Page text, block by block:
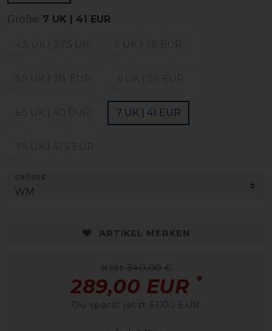
Größe: 7 UK | 41 EUR
7 UK | 41 EUR
ARTIKEL MERKEN
statt 340,00 €
289,00 EUR *
Du sparst jetzt 51,00 EUR